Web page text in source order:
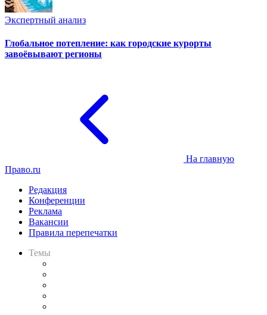
Экспертный анализ
Глобальное потепление: как городские курорты
завоёвывают регионы
На главную
Право.ru
Редакция
Конференции
Реклама
Вакансии
Правила перепечатки
Темы